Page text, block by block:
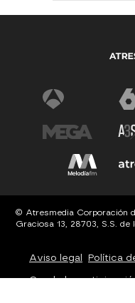
© Atresmedia Corporación
Graciosa 13, 28703, S.S.
Aviso legal Política
Cond. de